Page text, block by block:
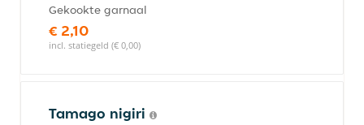
Gekookte garnaal
€ 2,10
incl. statiegeld (€ 0,00)
Tamago nigiri